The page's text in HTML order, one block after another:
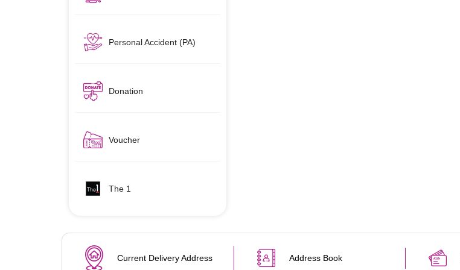
Personal Accident (PA)
Donation
Voucher
The 1
Current Delivery Address Address Book